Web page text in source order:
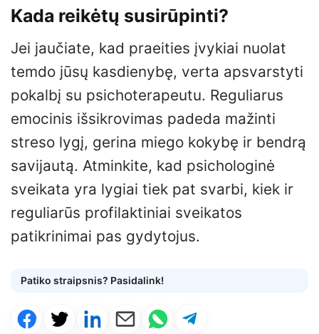
Kada reikėtų susirūpinti?
Jei jaučiate, kad praeities įvykiai nuolat
temdo jūsų kasdienybę, verta apsvarstyti
pokalbį su psichoterapeutu. Reguliarus
emocinis išsikrovimas padeda mažinti
streso lygį, gerina miego kokybę ir bendrą
savijautą. Atminkite, kad psichologinė
sveikata yra lygiai tiek pat svarbi, kiek ir
reguliarūs profilaktiniai sveikatos
patikrinimai pas gydytojus.
Patiko straipsnis? Pasidalink!